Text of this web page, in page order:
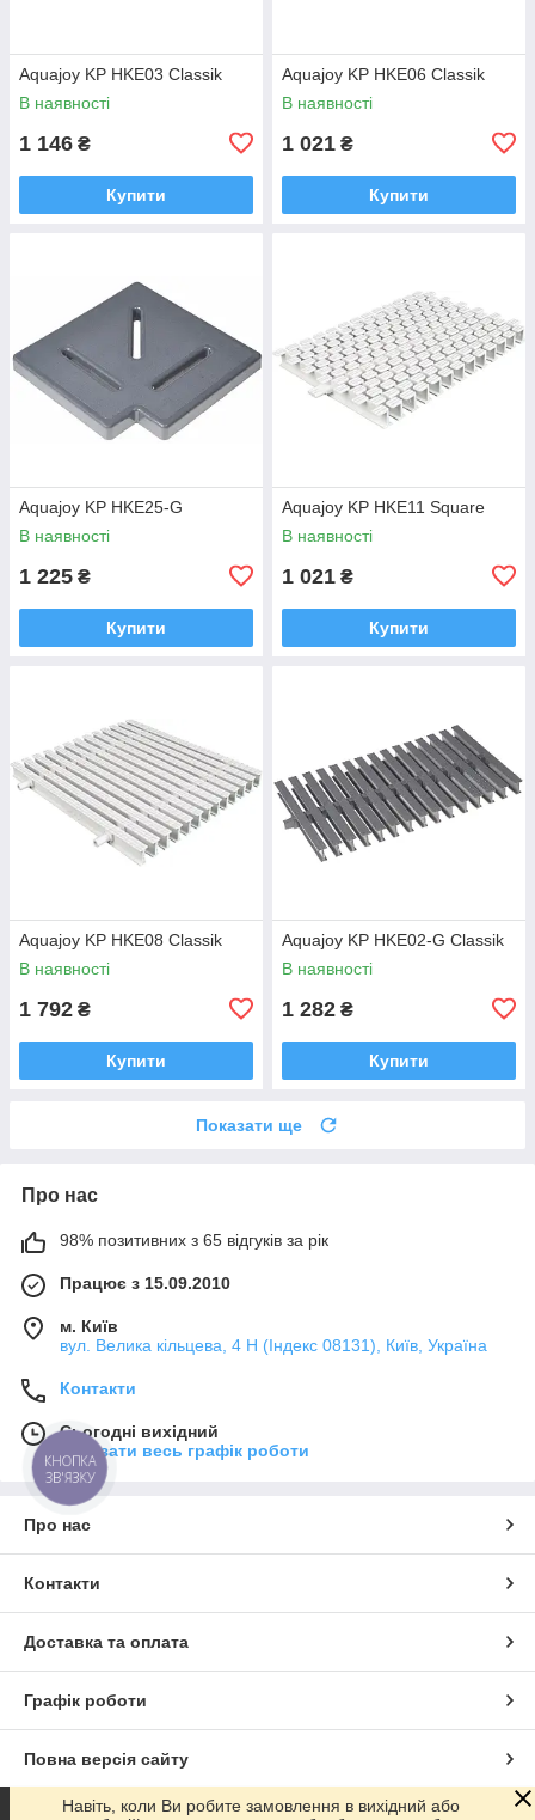
Aquajoy KP HKE03 Classik
В наявності
1 146 ₴
Купити
Aquajoy KP HKE06 Classik
В наявності
1 021 ₴
Купити
Aquajoy KP HKE25-G
В наявності
1 225 ₴
Купити
Aquajoy KP HKE11 Square
В наявності
1 021 ₴
Купити
Aquajoy KP HKE08 Classik
В наявності
1 792 ₴
Купити
Aquajoy KP HKE02-G Classik
В наявності
1 282 ₴
Купити
Показати ще
Про нас
98% позитивних з 65 відгуків за рік
Працює з 15.09.2010
м. Київ
вул. Велика кільцева, 4 Н (Індекс 08131), Київ, Україна
Контакти
Сьогодні вихідний
Показати весь графік роботи
Про нас
Контакти
Доставка та оплата
Графік роботи
Повна версія сайту
Навіть, коли Ви робите замовлення в вихідний або
КНОПКА
ЗВ'ЯЗКУ